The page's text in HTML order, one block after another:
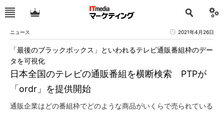
ニュース 2021年4月26日
日本全国のテレビの通販番組を横断検索 PTPが
「ordr」を提供開始
「最後のブラックボックス」といわれるテレビ通販番組枠のデー
タを可視化
通販企業はどの番組枠でどのような商品がいくらで売られている